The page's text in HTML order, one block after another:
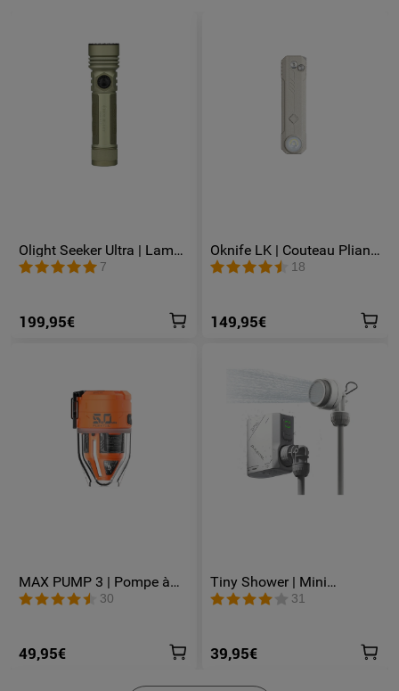
Olight Seeker Ultra | Lampe
Torche Rechargeable Ultra
Puissante 4800 Lumens
7
199,95€
Oknife LK | Couteau Pliant
en Acier M390 avec Lampe
LED Rechargeable 400
18
149,95€
MAX PUMP 3 | Pompe à
air portable 5 kPa Lampe
300 lm Rechargeable USB-
30
49,95€
Tiny Shower | Mini
Douchette électrique
portable pour le camping
31
39,95€